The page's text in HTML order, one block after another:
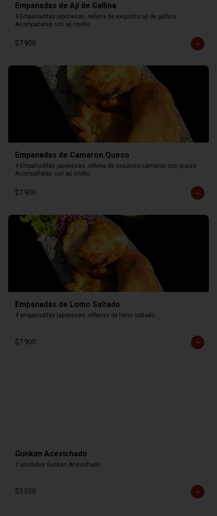
Empanadas de Ají de Gallina
4 Empanaditas japonesas, rellena de exquisito ají de gallina.
Acompáñalas con ají criollo.
$7.900
Empanadas de Camaron Queso
4 Empanaditas japonesas, rellena de exquisito camarón con queso.
Acompáñalas con ají criollo.
$7.900
Empanadas de Lomo Saltado
4 empanaditas japonesas, rellenas de lomo saltado.
$7.900
Gunkan Acevichado
2 unidades Gunkan Acevichado
$3.500